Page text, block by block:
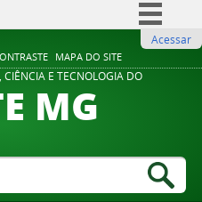
MAPA DO SITE
Comunica BR
Participe
Legislação
Acessar
E TECNOLOGIA DO
MG